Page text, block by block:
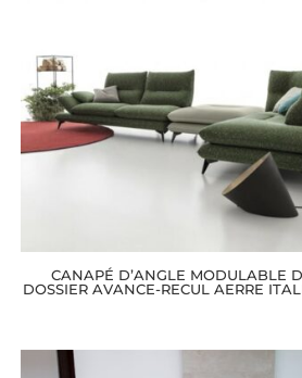
CANAPÉ D’ANGLE MODULABLE
DOSSIER AVANCE-RECUL AERRE